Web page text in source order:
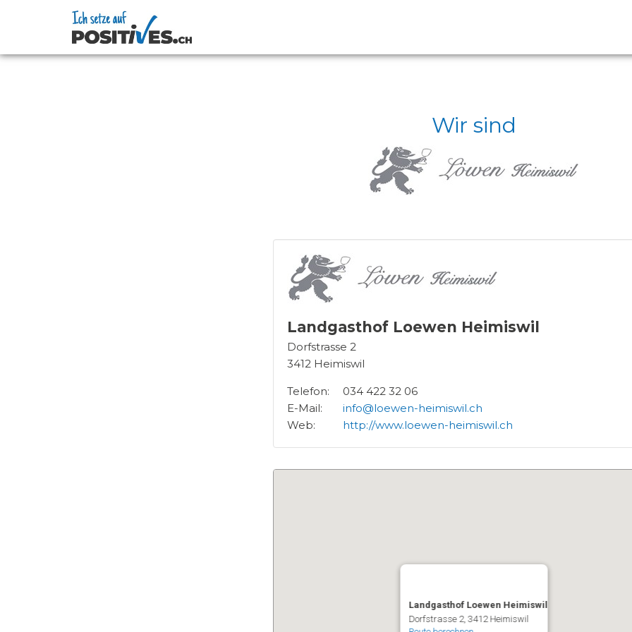
Wir sind
Landgasthof Loewen Heimiswil
Dorfstrasse 2
3412 Heimiswil
Telefon:
034 422 32 06
E-Mail:
info@loewen-heimiswil.ch
Web:
http://www.loewen-heimiswil.ch
Landgasthof Loewen Heimiswil
Dorfstrasse 2 3412 Heimiswil